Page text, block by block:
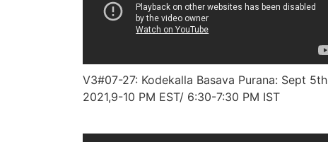
V3#07-27: Kodekalla Basava Purana: Sept 5th
2021,9-10 PM EST/ 6:30-7:30 PM IST